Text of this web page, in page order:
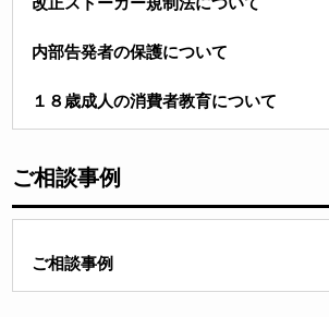
内部告発者の保護について
１８歳成人の消費者教育について
ご相談事例
ご相談事例